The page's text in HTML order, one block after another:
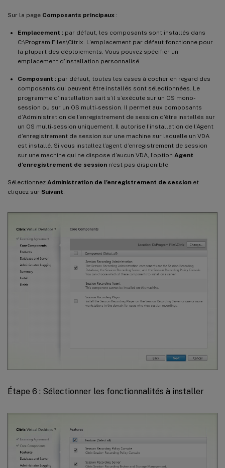
Sur la page Composants principaux :
Emplacement : par défaut, les composants sont installés dans
C:\Program Files\Citrix. L’emplacement par défaut fonctionne pour
la plupart des déploiements. Vous pouvez spécifier un
emplacement d’installation personnalisé.
Composant : par défaut, toutes les cases à cocher en regard des
composants qui peuvent être installés sont sélectionnées. Le
programme d’installation sait s’il s’exécute sur un OS mono-
session ou sur un OS multi-session. Il permet aux composants
d’Administration de l’enregistrement de session d’être installés sur
un OS multi-session uniquement. Il autorise l’installation de l’Agent
d’enregistrement de session sur une machine sur laquelle un VDA
est installé. Si vous installez l’agent d’enregistrement de session
sur une machine qui ne dispose d’aucun VDA, l’option Agent
d’enregistrement de session n’est pas disponible.
Sélectionnez Administration de l’enregistrement de session et
cliquez sur Suivant.
Étape 6 : Sélectionner les fonctionnalités à installer